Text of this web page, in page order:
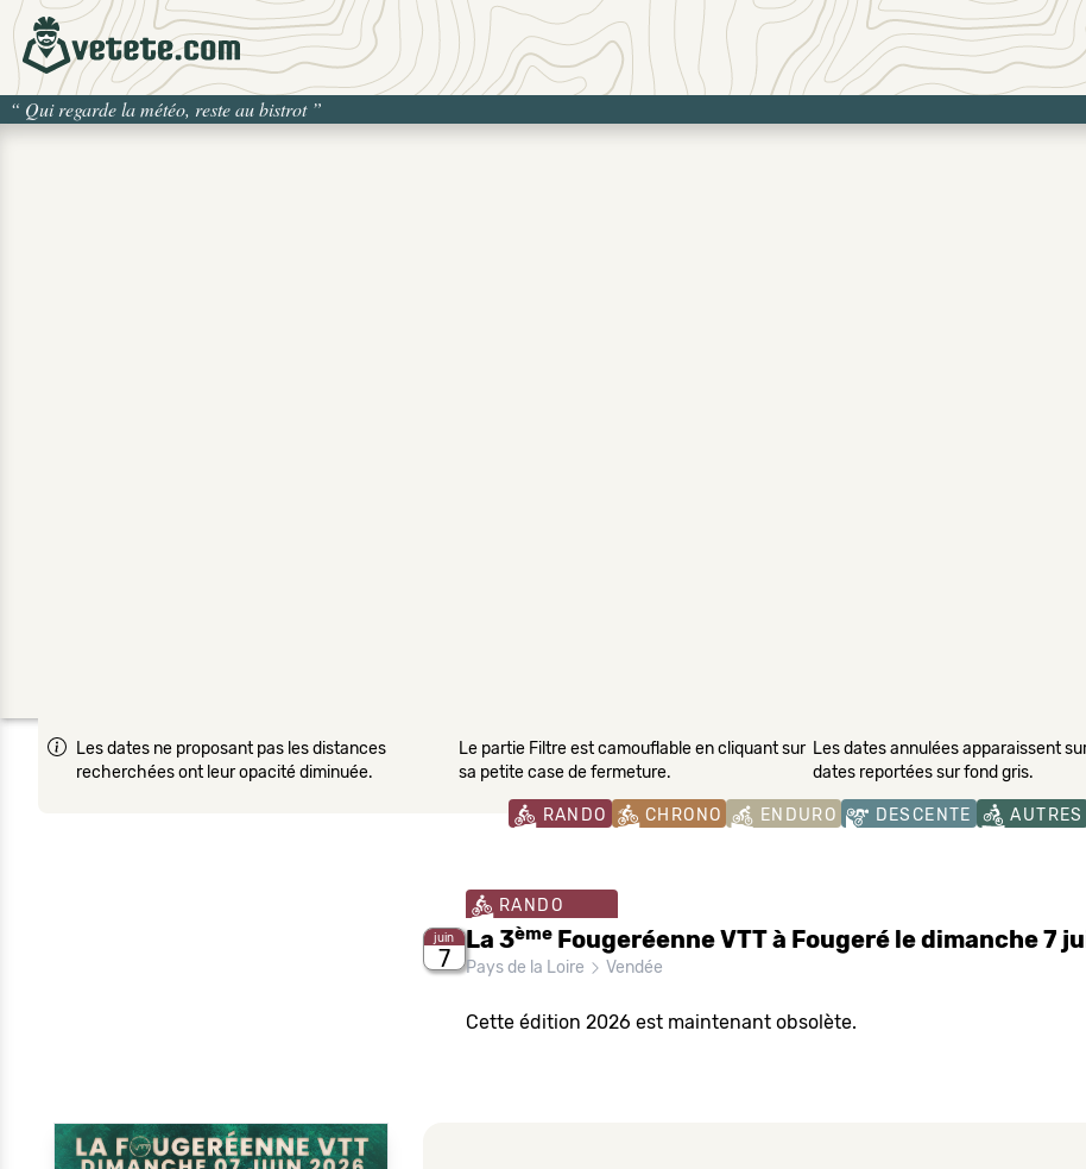
“ Qui regarde la météo, reste au bistrot”
Les dates ne proposant pas les distances
recherchées ont leur opacité diminuée.
Le partie Filtre est camouflable en cliquant sur
sa petite case de fermeture.
Les dates annulées apparaissent
dates reportées sur fond gris.
RANDO CHRONO ENDURO DESCENTE AUTRES
juin
7
RANDO
La 3èmeFougeréenne VTT à Fougeré le dimanche 7
Pays de la Loire Vendée
Cette édition 2026 est maintenant obsolète.